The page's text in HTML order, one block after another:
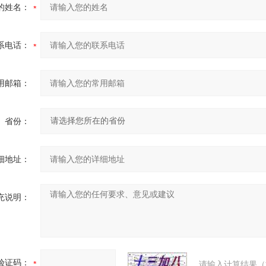
姓名：
电话：
邮箱：
省份：
地址：
说明：
证码：